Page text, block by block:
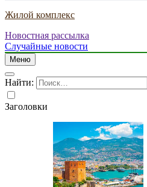
Жилой комплекс
Новостная рассылка
Случайные новости
Меню
Найти:
Заголовки